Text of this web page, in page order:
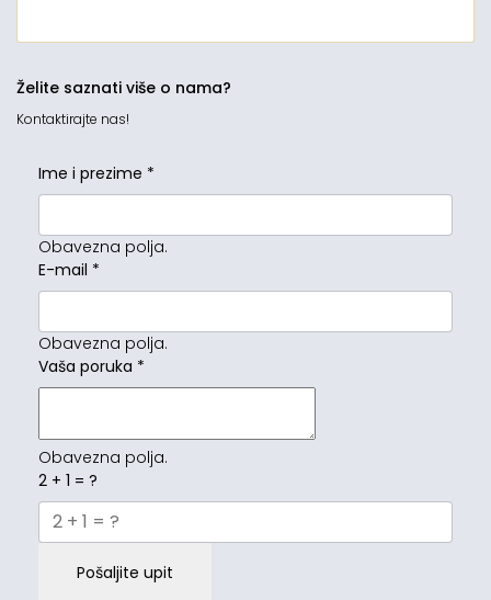
Želite saznati više o nama?
Kontaktirajte nas!
Ime i prezime *
Obavezna polja.
E-mail *
Obavezna polja.
Vaša poruka *
Obavezna polja.
2 + 1 = ?
Pošaljite upit